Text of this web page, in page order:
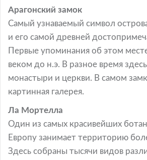
Арагонский замок
Самый узнаваемый символ
и его самой древней
Первые упоминания об этом
веком до н.э. В разное время
монастыри и церкви. В самом
картинная галерея.
Ла Мортелла
Один из самых красивейших
Европу занимает территорию
Здесь собраны тысячи видов